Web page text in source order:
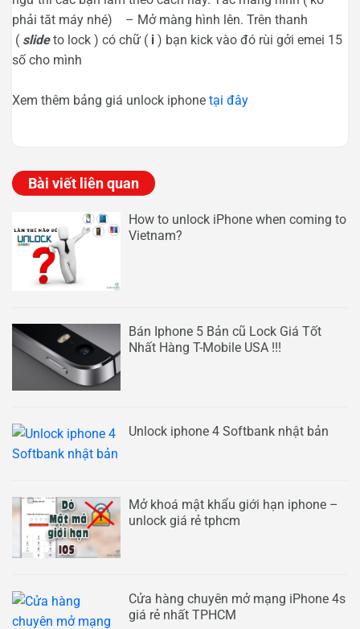
phải tăt máy nhé) – Mở màng hình lên. Trên thanh
( slideto lock ) có chữ ( i ) bạn kick vào đó rùi gởi emei 15
số cho mình
Xem thêm bảng giá unlock iphone tại đây
Bài viết liên quan
How to unlock iPhone when coming to
Vietnam?
Bán Iphone 5 Bản cũ Lock Giá Tốt
Nhất Hàng T-Mobile USA !!!
Unlock iphone 4 Softbank nhật bản
Mở khoá mật khẩu giới hạn iphone –
unlock giá rẻ tphcm
Cửa hàng chuyên mở mạng iPhone 4s
giá rẻ nhất TPHCM